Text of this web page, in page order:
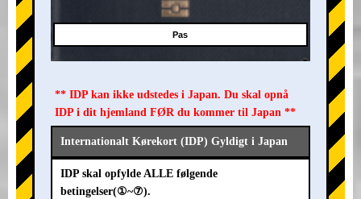
Pas
** IDP kan ikke udstedes i Japan. Du skal opnå
IDP i dit hjemland FØR du kommer til Japan **
Internationalt Kørekort (IDP) Gyldigt i Japan
IDP skal opfylde ALLE følgende
betingelser(①~⑦).